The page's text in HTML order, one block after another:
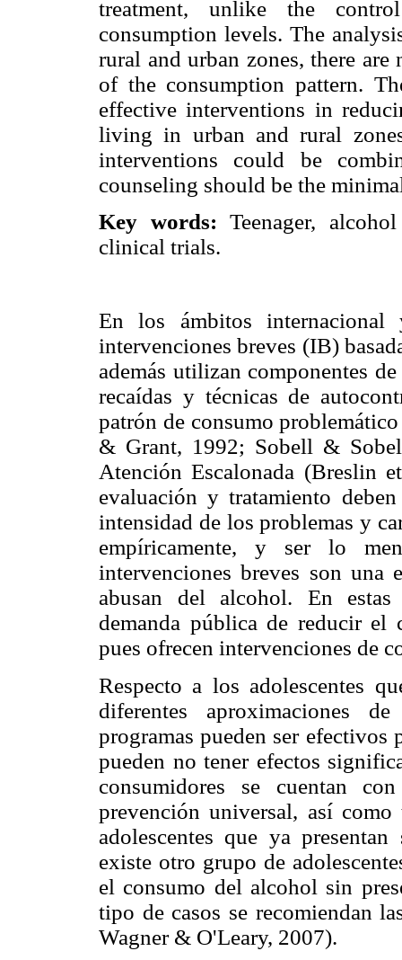
treatment, unlike the
consumption levels. The
rural and urban zones, there
of the consumption pattern.
effective interventions in
living in urban and rural
interventions could be
counseling should be the
Key words: Teenager,
clinical trials.
En los ámbitos
intervenciones breves (IB)
además utilizan componentes
recaídas y técnicas de
patrón de consumo
& Grant, 1992; Sobell &
Atención Escalonada (Breslin
evaluación y tratamiento
intensidad de los problemas y
empíricamente, y ser lo
intervenciones breves son una
abusan del alcohol. En estas
demanda pública de reducir el
pues ofrecen intervenciones de
Respecto a los adolescentes
diferentes aproximaciones
programas pueden ser
pueden no tener efectos
consumidores se cuentan
prevención universal, así como
adolescentes que ya
existe otro grupo de
el consumo del alcohol sin
tipo de casos se recomiendan
Wagner & O'Leary, 2007).